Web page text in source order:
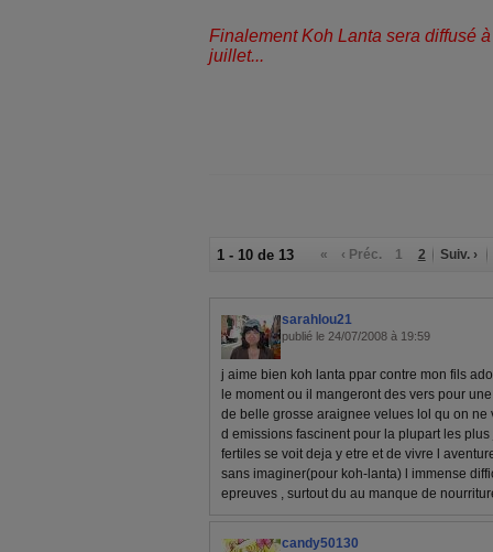
Finalement Koh Lanta sera diffusé
juillet...
1 - 10 de 13 « ‹ Préc. 1 2 Suiv. ›
sarahlou21
publié le 24/07/2008 à 19:59
j aime bien koh lanta ppar contre mon fils
le moment ou il mangeront des vers pour
de belle grosse araignee velues lol qu on ne
d emissions fascinent pour la plupart les
fertiles se voit deja y etre et de vivre l
sans imaginer(pour koh-lanta) l immense
epreuves , surtout du au manque de
candy50130